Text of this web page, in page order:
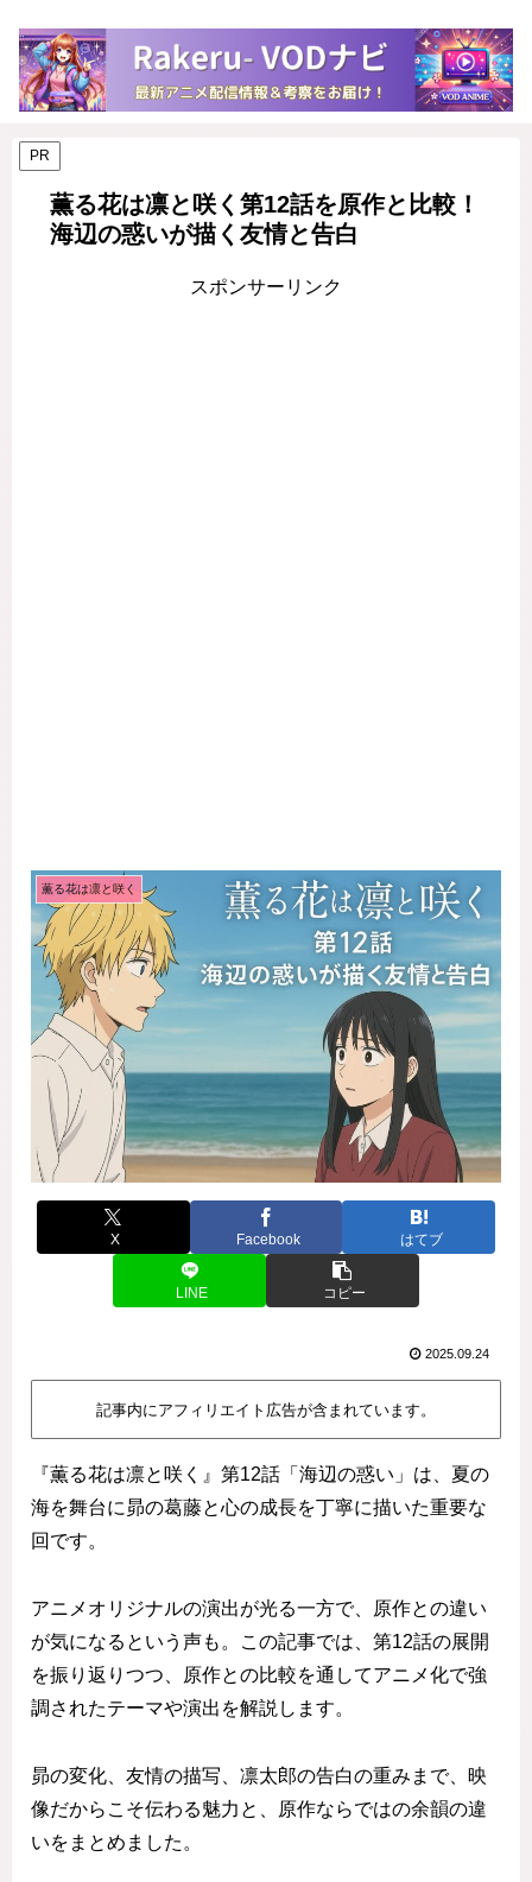
PR
薫る花は凛と咲く第12話を原作と比較！
海辺の惑いが描く友情と告白
スポンサーリンク
薫る花は凛と咲く
X Facebook はてブ
LINE コピー
2025.09.24
記事内にアフィリエイト広告が含まれています。
『薫る花は凛と咲く』第12話「海辺の惑い」は、夏の
海を舞台に昴の葛藤と心の成長を丁寧に描いた重要な
回です。
アニメオリジナルの演出が光る一方で、原作との違い
が気になるという声も。この記事では、第12話の展開
を振り返りつつ、原作との比較を通してアニメ化で強
調されたテーマや演出を解説します。
昴の変化、友情の描写、凛太郎の告白の重みまで、映
像だからこそ伝わる魅力と、原作ならではの余韻の違
いをまとめました。